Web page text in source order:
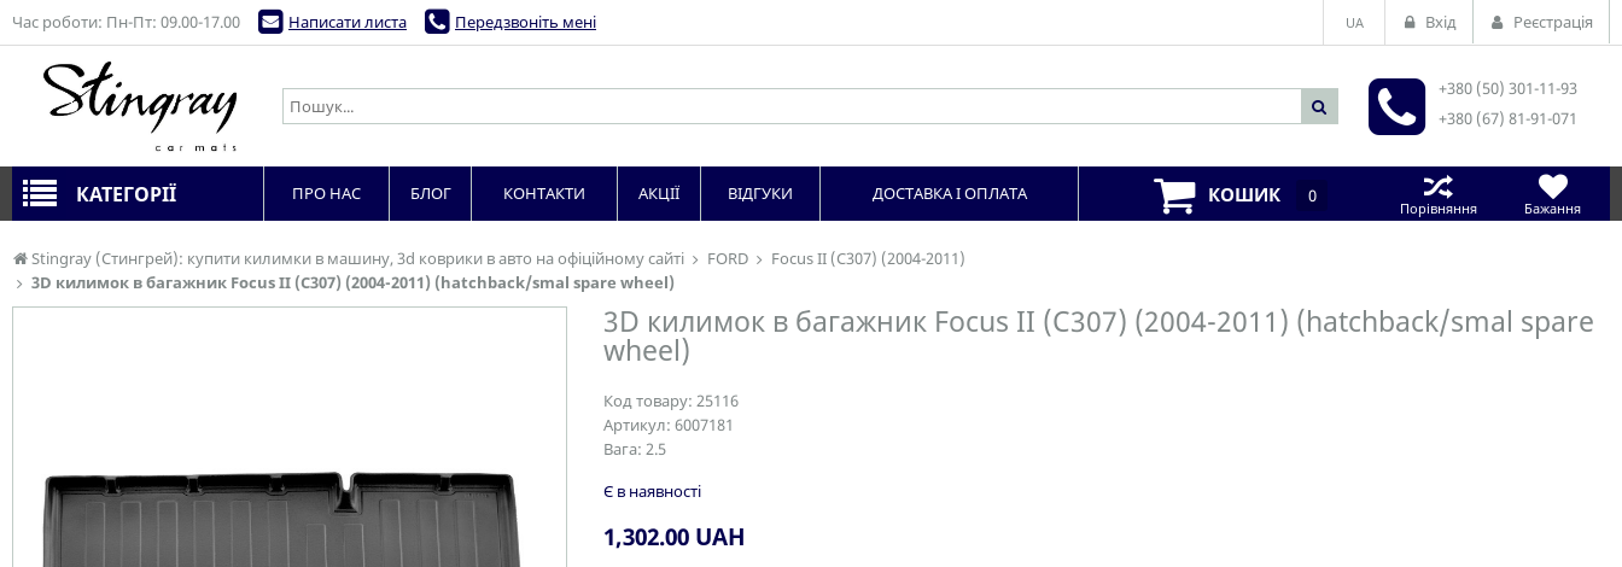
Stingray (Стингрей): купити килимки в машину, 3d коврики в авто на офіційному сайті FORD
Focus II (C307) (2004-2011)
3D килимок в багажник Focus II (C307) (2004-2011) (hatchback/smal spare wheel)
3D килимок в багажник Focus II (C307) (2004-2011) (hatchback/smal spare
wheel)
Код товару: 25116
Артикул: 6007181
Вага: 2.5
Є в наявності
1,302.00 UAH
Час роботи: Пн-Пт: 09.00-17.00 Написати листа Передзвоніть мені UA Вхід Реєстрація
+380 (50) 301-11-93
+380 (67) 81-91-071
КАТЕГОРІЇ ПРО НАС БЛОГ КОНТАКТИ АКЦІЇ ВІДГУКИ ДОСТАВКА І ОПЛАТА КОШИК 0
Порівняння Бажання